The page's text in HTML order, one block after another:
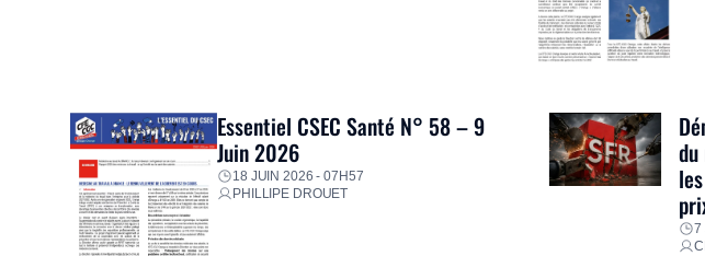
Essentiel CSEC Santé N° 58 – 9
Juin 2026
18 JUIN 2026 - 07H57
PHILLIPE DROUET
7